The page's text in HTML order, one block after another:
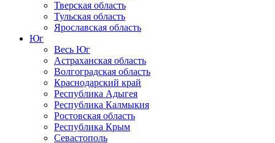
Тверская область
Тульская область
Ярославская область
Юг
Весь Юг
Астраханская область
Волгоградская область
Краснодарский край
Республика Адыгея
Республика Калмыкия
Ростовская область
Республика Крым
Севастополь